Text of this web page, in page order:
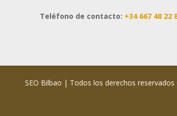
Teléfono de contacto: +34 667 48 22
SEO Bilbao | Todos los derechos reservados